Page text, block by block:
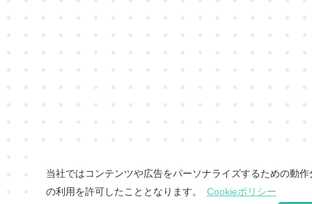
当社ではコンテンツや広告をパーソナライズするための動
の利用を許可したこととなります。
Cookieポリシー